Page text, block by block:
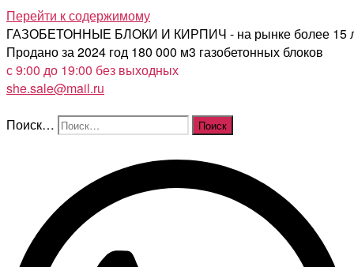
Перейти к содержимому
ГАЗОБЕТОННЫЕ БЛОКИ И КИРПИЧ - на рынке более 15
Продано за 2024 год 180 000 м3 газобетонных блоков
с 9:00 до 19:00 без выходных
she.sale@mail.ru
Поиск…
Поиск